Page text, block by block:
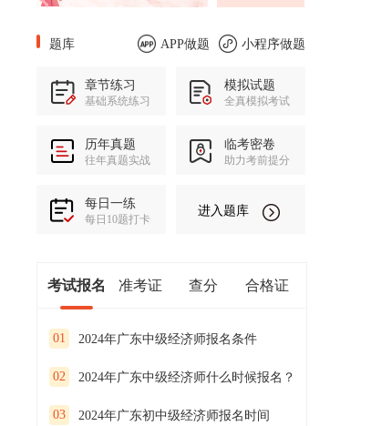
题库 APP做题 小程序做题
章节练习
基础系统练习
模拟试题
全真模拟考试
历年真题
往年真题实战
临考密卷
助力考前提分
每日一练
每日10题打卡
进入题库
考试报名 准考证 查分 合格证
01 2024年广东中级经济师报名条件
02 2024年广东中级经济师什么时候报名？
03 2024年广东初中级经济师报名时间